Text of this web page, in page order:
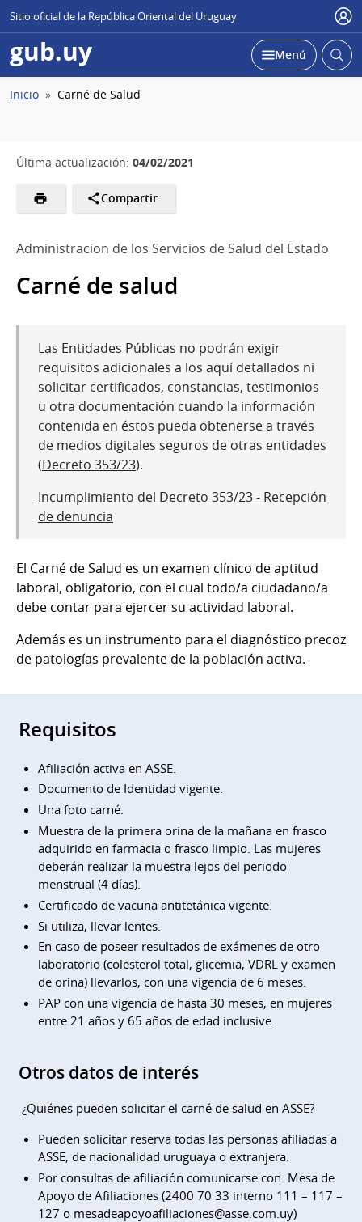
Sitio oficial de la República Oriental del Uruguay
gub.uy Desplegar
Menú Abrir
Ruta
Inicio Carné de Salud
Última actualización: 04/02/2021
Compartir
Administracion de los Servicios de Salud del Estado
Carné de salud
Las Entidades Públicas no podrán exigir
requisitos adicionales a los aquí detallados ni
solicitar certificados, constancias, testimonios
u otra documentación cuando la información
contenida en éstos pueda obtenerse a través
de medios digitales seguros de otras entidades
(Decreto 353/23).
Incumplimiento del Decreto 353/23 - Recepción
de denuncia
El Carné de Salud es un examen clínico de aptitud
laboral, obligatorio, con el cual todo/a ciudadano/a
debe contar para ejercer su actividad laboral.
Además es un instrumento para el diagnóstico precoz
de patologías prevalente de la población activa.
Requisitos
Afiliación activa en ASSE.
Documento de Identidad vigente.
Una foto carné.
Muestra de la primera orina de la mañana en frasco
adquirido en farmacia o frasco limpio. Las mujeres
deberán realizar la muestra lejos del periodo
menstrual (4 días).
Certificado de vacuna antitetánica vigente.
Si utiliza, llevar lentes.
En caso de poseer resultados de exámenes de otro
laboratorio (colesterol total, glicemia, VDRL y examen
de orina) llevarlos, con una vigencia de 6 meses.
PAP con una vigencia de hasta 30 meses, en mujeres
entre 21 años y 65 años de edad inclusive.
Otros datos de interés
¿Quiénes pueden solicitar el carné de salud en ASSE?
Pueden solicitar reserva todas las personas afiliadas a
ASSE, de nacionalidad uruguaya o extranjera.
Por consultas de afiliación comunicarse con: Mesa de
Apoyo de Afiliaciones (2400 70 33 interno 111 – 117 –
127 o mesadeapoyoafiliaciones@asse.com.uy)